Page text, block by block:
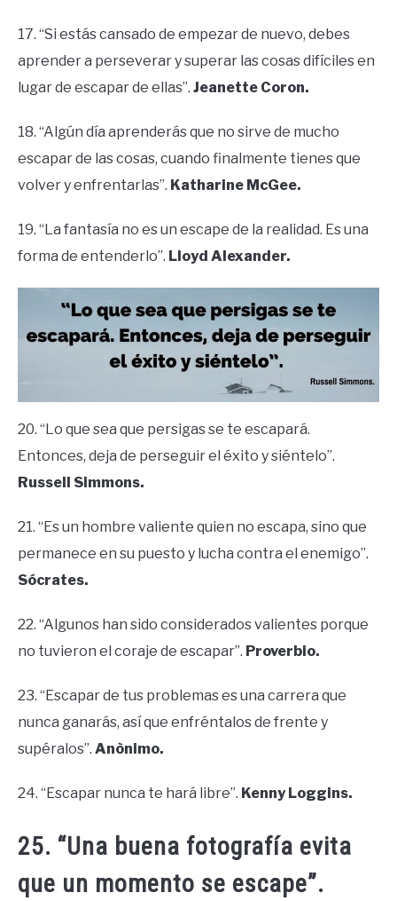
17. “Si estás cansado de empezar de nuevo, debes
aprender a perseverar y superar las cosas difíciles en
lugar de escapar de ellas”. Jeanette Coron.
18. “Algún día aprenderás que no sirve de mucho
escapar de las cosas, cuando finalmente tienes que
volver y enfrentarlas”. Katharine McGee.
19. “La fantasía no es un escape de la realidad. Es una
forma de entenderlo”. Lloyd Alexander.
20. “Lo que sea que persigas se te escapará.
Entonces, deja de perseguir el éxito y siéntelo”.
Russell Simmons.
21. “Es un hombre valiente quien no escapa, sino que
permanece en su puesto y lucha contra el enemigo”.
Sócrates.
22. “Algunos han sido considerados valientes porque
no tuvieron el coraje de escapar”. Proverbio.
23. “Escapar de tus problemas es una carrera que
nunca ganarás, así que enfréntalos de frente y
supéralos”. Anònimo.
24. “Escapar nunca te hará libre”. Kenny Loggins.
25. “Una buena fotografía evita
que un momento se escape”.